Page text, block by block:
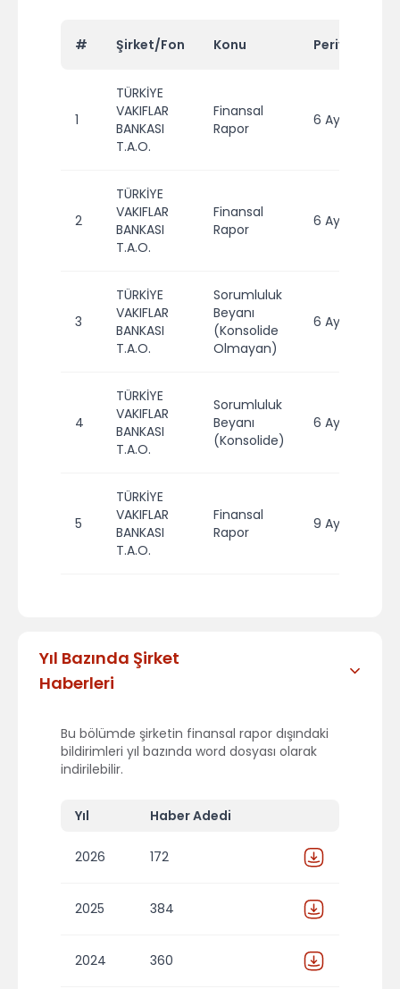
# Şirket/Fon Konu Periyot
1
TÜRKİYE
VAKIFLAR
BANKASI
T.A.O.
Finansal
Rapor
6 Aylık
2
TÜRKİYE
VAKIFLAR
BANKASI
T.A.O.
Finansal
Rapor
6 Aylık
3
TÜRKİYE
VAKIFLAR
BANKASI
T.A.O.
Sorumluluk
Beyanı
(Konsolide
Olmayan)
6 Aylık
4
TÜRKİYE
VAKIFLAR
BANKASI
T.A.O.
Sorumluluk
Beyanı
(Konsolide)
6 Aylık
5
TÜRKİYE
VAKIFLAR
BANKASI
T.A.O.
Finansal
Rapor
9 Aylık
Yıl Bazında Şirket
Haberleri
Bu bölümde şirketin finansal rapor dışındaki
bildirimleri yıl bazında word dosyası olarak
indirilebilir.
Yıl Haber Adedi
2026 172
2025 384
2024 360